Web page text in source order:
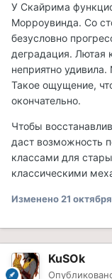
У Скайрима
Морроувинда. Со
безусловно
деградация. Лютая
неприятно
Такое ощущение,
окончательно.
Чтобы
даст возможность
классами для
классическими
Изменено21
KuSOk